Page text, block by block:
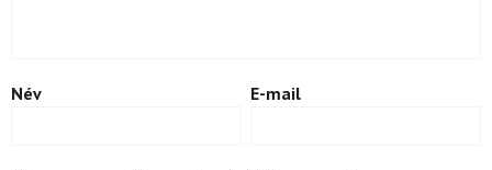
Név E-mail